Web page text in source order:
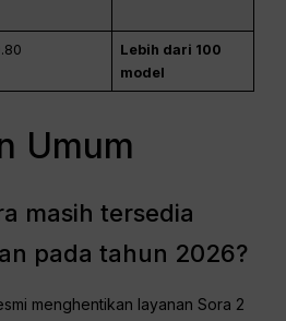
Lebih dari 100
model
Umum
masih tersedia
pada tahun 2026?
menghentikan layanan Sora 2